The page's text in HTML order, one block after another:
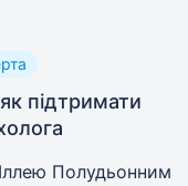
підтримати
Полудьонним